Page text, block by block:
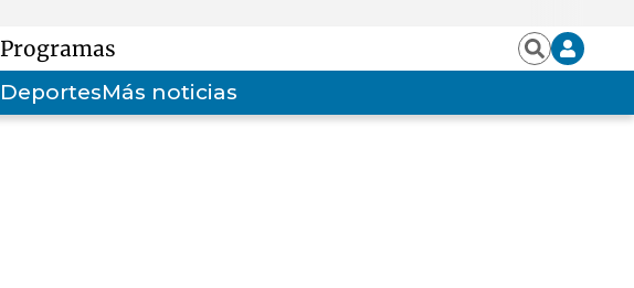
Programas BuscarIniciar
sesión
DeportesMás noticias